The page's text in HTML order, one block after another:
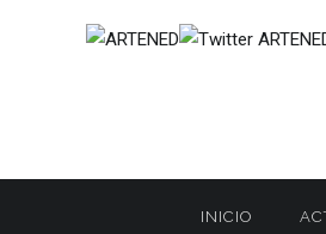
INICIO